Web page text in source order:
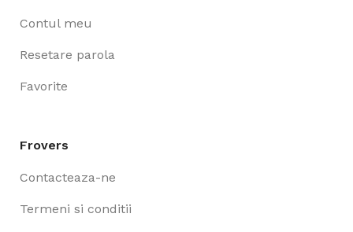
Contul meu
Resetare parola
Favorite
Frovers
Contacteaza-ne
Termeni si conditii